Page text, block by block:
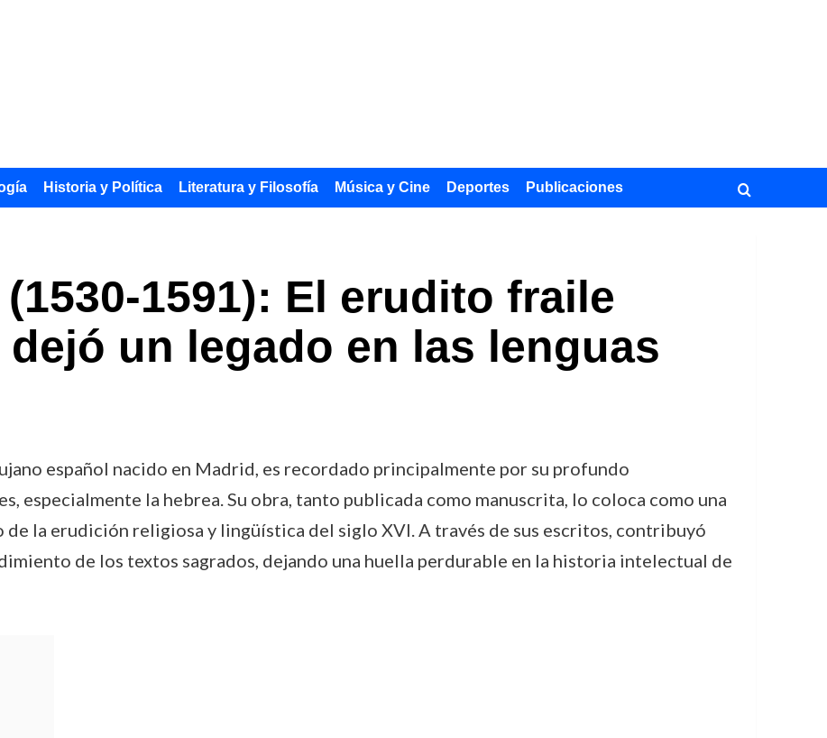
Historia y Política Literatura y Filosofía Música y Cine Deportes Publicaciones
1591): El erudito fraile
un legado en las lenguas
español nacido en Madrid, es recordado principalmente por su profundo
especialmente la hebrea. Su obra, tanto publicada como manuscrita, lo coloca como una
de la erudición religiosa y lingüística del siglo XVI. A través de sus escritos, contribuyó
de los textos sagrados, dejando una huella perdurable en la historia intelectual de